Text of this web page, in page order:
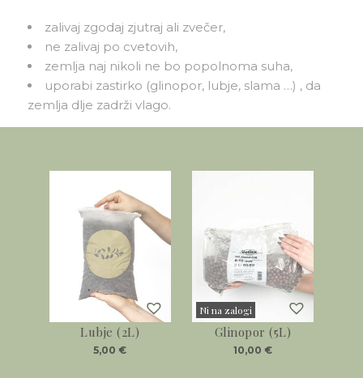
zalivaj zgodaj zjutraj ali zvečer,
ne zalivaj po cvetovih,
zemlja naj nikoli ne bo popolnoma suha,
uporabi zastirko (glinopor, lubje, slama …) , da
zemlja dlje zadrži vlago.
Lubje (2L)
5,00 €
Ni na zalogi
Sold
Glinopor (5L)
10,00 €